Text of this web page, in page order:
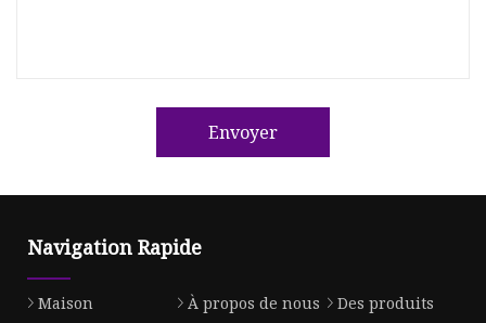
Envoyer
Navigation Rapide
Maison À propos de nous
Des produits